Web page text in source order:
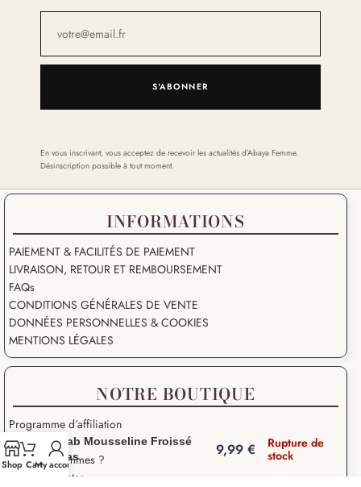
S'ABONNER
En vous inscrivant, vous acceptez de recevoir les actualités d’Abaya Femme.
Désinscription possible à tout moment.
INFORMATIONS
PAIEMENT & FACILITÉS DE PAIEMENT
LIVRAISON, RETOUR ET REMBOURSEMENT
FAQs
CONDITIONS GÉNÉRALES DE VENTE
DONNÉES PERSONNELLES & COOKIES
MENTIONS LÉGALES
NOTRE BOUTIQUE
Programme d’affiliation
Nouveautés
Qui nous sommes ?
Nous Contacter
Shop CartMy account
Hijab Mousseline Froissé
Lilas
9,99 €
Rupture de
stock